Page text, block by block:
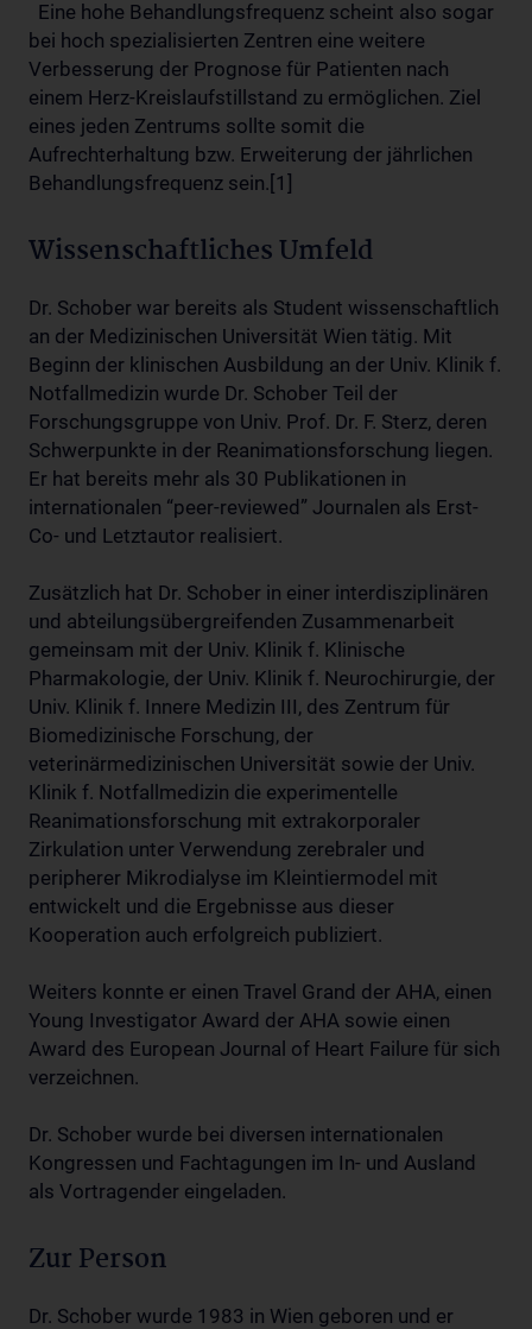
Eine hohe Behandlungsfrequenz scheint also sogar
bei hoch spezialisierten Zentren eine weitere
Verbesserung der Prognose für Patienten nach
einem Herz-Kreislaufstillstand zu ermöglichen. Ziel
eines jeden Zentrums sollte somit die
Aufrechterhaltung bzw. Erweiterung der jährlichen
Behandlungsfrequenz sein.[1]
Wissenschaftliches Umfeld
Dr. Schober war bereits als Student wissenschaftlich
an der Medizinischen Universität Wien tätig. Mit
Beginn der klinischen Ausbildung an der Univ. Klinik f.
Notfallmedizin wurde Dr. Schober Teil der
Forschungsgruppe von Univ. Prof. Dr. F. Sterz, deren
Schwerpunkte in der Reanimationsforschung liegen.
Er hat bereits mehr als 30 Publikationen in
internationalen “peer-reviewed” Journalen als Erst-
Co- und Letztautor realisiert.
Zusätzlich hat Dr. Schober in einer interdisziplinären
und abteilungsübergreifenden Zusammenarbeit
gemeinsam mit der Univ. Klinik f. Klinische
Pharmakologie, der Univ. Klinik f. Neurochirurgie, der
Univ. Klinik f. Innere Medizin III, des Zentrum für
Biomedizinische Forschung, der
veterinärmedizinischen Universität sowie der Univ.
Klinik f. Notfallmedizin die experimentelle
Reanimationsforschung mit extrakorporaler
Zirkulation unter Verwendung zerebraler und
peripherer Mikrodialyse im Kleintiermodel mit
entwickelt und die Ergebnisse aus dieser
Kooperation auch erfolgreich publiziert.
Weiters konnte er einen Travel Grand der AHA, einen
Young Investigator Award der AHA sowie einen
Award des European Journal of Heart Failure für sich
verzeichnen.
Dr. Schober wurde bei diversen internationalen
Kongressen und Fachtagungen im In- und Ausland
als Vortragender eingeladen.
Zur Person
Dr. Schober wurde 1983 in Wien geboren und er